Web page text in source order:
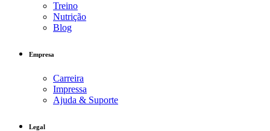
Treino
Nutrição
Blog
Empresa
Carreira
Impressa
Ajuda & Suporte
Legal